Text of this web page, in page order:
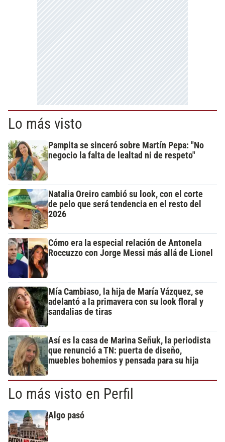
Lo más visto
Pampita se sinceró sobre Martín Pepa: "No
negocio la falta de lealtad ni de respeto"
Natalia Oreiro cambió su look, con el corte
de pelo que será tendencia en el resto del
2026
Cómo era la especial relación de Antonela
Roccuzzo con Jorge Messi más allá de Lionel
Mía Cambiaso, la hija de María Vázquez, se
adelantó a la primavera con su look floral y
sandalias de tiras
Así es la casa de Marina Señuk, la periodista
que renunció a TN: puerta de diseño,
muebles bohemios y pensada para su hija
Lo más visto en Perfil
Algo pasó